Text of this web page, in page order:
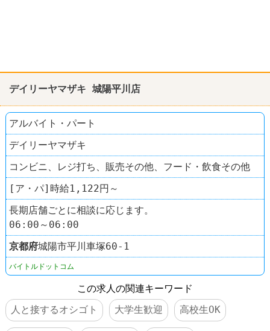
デイリーヤマザキ 城陽平川店
アルバイト・パート
デイリーヤマザキ
コンビニ、レジ打ち、販売その他、フード・飲食その他
[ア・パ]時給1,122円～
長期店舗ごとに相談に応じます。
06:00～06:00
京都府城陽市平川車塚60‐1
バイトルドットコム
この求人の関連キーワード
人と接するオシゴト
大学生歓迎 高校生OK